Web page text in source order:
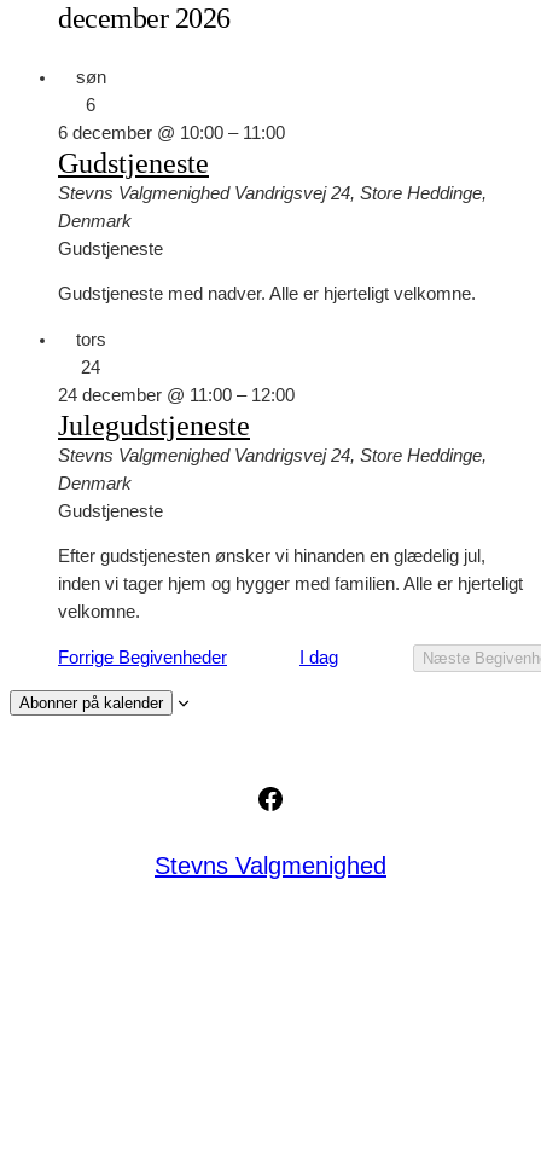
december 2026
søn
6
Gudstjeneste
6 december @ 10:00 – 11:00
Stevns Valgmenighed Vandrigsvej 24, Store Heddinge,
Denmark
Gudstjeneste
Gudstjeneste med nadver. Alle er hjerteligt velkomne.
tors
24
Julegudstjeneste
24 december @ 11:00 – 12:00
Stevns Valgmenighed Vandrigsvej 24, Store Heddinge,
Denmark
Gudstjeneste
Efter gudstjenesten ønsker vi hinanden en glædelig jul,
inden vi tager hjem og hygger med familien. Alle er hjerteligt
velkomne.
Forrige Begivenheder I dag Næste
Abonner på kalender
Facebook
Stevns Valgmenighed